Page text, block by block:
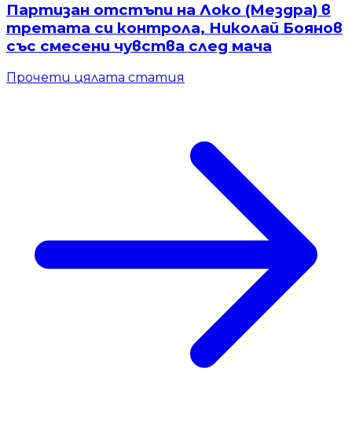
Партизан отстъпи на Локо (Мездра) в
третата си контрола, Николай Боянов
със смесени чувства след мача
Прочети цялата статия